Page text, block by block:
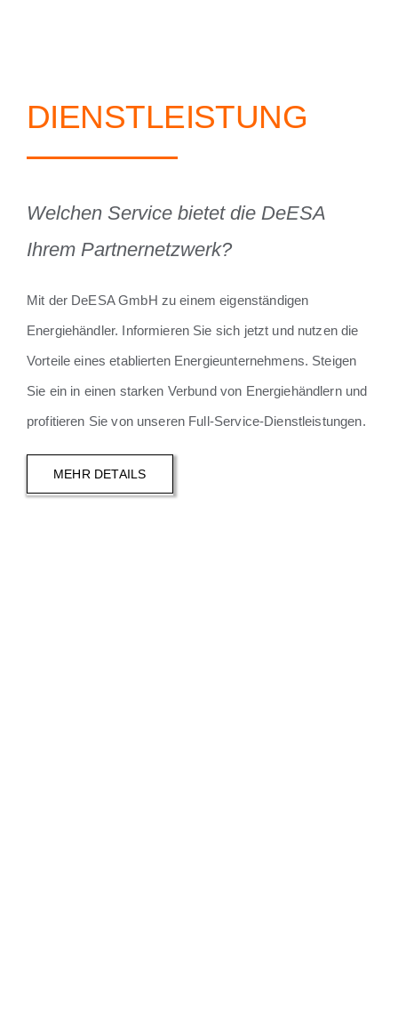
DIENSTLEISTUNG
Welchen Service bietet die DeESA
Ihrem Partnernetzwerk?
Mit der DeESA GmbH zu einem eigenständigen
Energiehändler. Informieren Sie sich jetzt und nutzen die
Vorteile eines etablierten Energieunternehmens. Steigen
Sie ein in einen starken Verbund von Energiehändlern und
profitieren Sie von unseren Full-Service-Dienstleistungen.
MEHR DETAILS